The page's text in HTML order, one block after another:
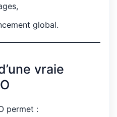
global.
vraie
permet :